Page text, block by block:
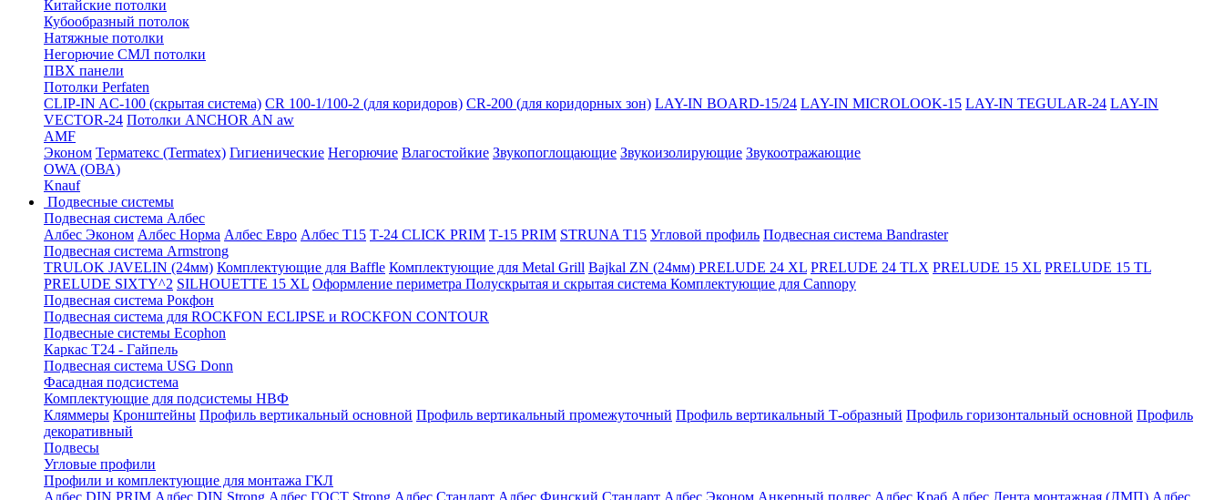
Китайские потолки
Кубообразный потолок
Натяжные потолки
Негорючие СМЛ потолки
ПВХ панели
Потолки Perfaten
CLIP-IN AC-100 (скрытая система) CR 100-1/100-2 (для коридоров) CR-200 (для коридорных зон) LAY-IN BOARD-15/24 LAY-IN MICROLOOK-15 LAY-IN TEGULAR-24 LAY-IN
VECTOR-24 Потолки ANCHOR AN aw
AMF
Эконом Терматекс (Termatex) Гигиенические Негорючие Влагостойкие Звукопоглощающие Звукоизолирующие Звукоотражающие
OWA (ОВА)
Knauf
Подвесные системы
Подвесная система Албес
Албес Эконом Албес Норма Албес Евро Албес T15 Т-24 CLICK PRIM Т-15 PRIM STRUNA Т15 Угловой профиль Подвесная система Bandraster
Подвесная система Armstrong
TRULOK JAVELIN (24мм) Комплектующие для Baffle Комплектующие для Metal Grill Bajkal ZN (24мм) PRELUDE 24 XL PRELUDE 24 TLX PRELUDE 15 XL PRELUDE 15 TL
PRELUDE SIXTY^2 SILHOUETTE 15 XL Оформление периметра Полускрытая и скрытая система Комплектующие для Cannopy
Подвесная система Рокфон
Подвесная система для ROCKFON ECLIPSE и ROCKFON CONTOUR
Подвесные системы Ecophon
Каркас Т24 - Гайпель
Подвесная система USG Donn
Фасадная подсистема
Комплектующие для подсистемы НВФ
Кляммеры Кронштейны Профиль вертикальный основной Профиль вертикальный промежуточный Профиль вертикальный Т-образный Профиль горизонтальный основной Профиль
декоративный
Подвесы
Угловые профили
Профили и комплектующие для монтажа ГКЛ
Албес DIN PRIM Албес DIN Strong Албес ГОСТ Strong Албес Стандарт Албес Финский Стандарт Албес Эконом Анкерный подвес Албес Краб Албес Лента монтажная (ЛМП) Албес